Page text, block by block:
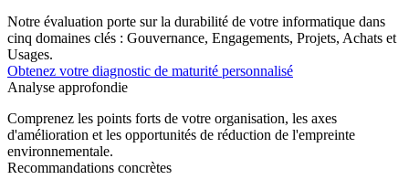
Notre évaluation porte sur la durabilité de votre informatique dans
cinq domaines clés : Gouvernance, Engagements, Projets, Achats et
Usages.
Obtenez votre diagnostic de maturité personnalisé
Analyse approfondie
Comprenez les points forts de votre organisation, les axes
d'amélioration et les opportunités de réduction de l'empreinte
environnementale.
Recommandations concrètes